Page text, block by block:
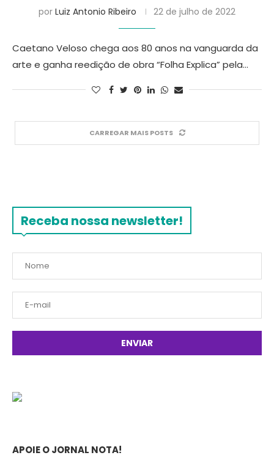
por Luiz Antonio Ribeiro 22 de julho de 2022
Caetano Veloso chega aos 80 anos na vanguarda da
arte e ganha reedição de obra “Folha Explica” pela…
CARREGAR MAIS POSTS
Receba nossa newsletter!
APOIE O JORNAL NOTA!